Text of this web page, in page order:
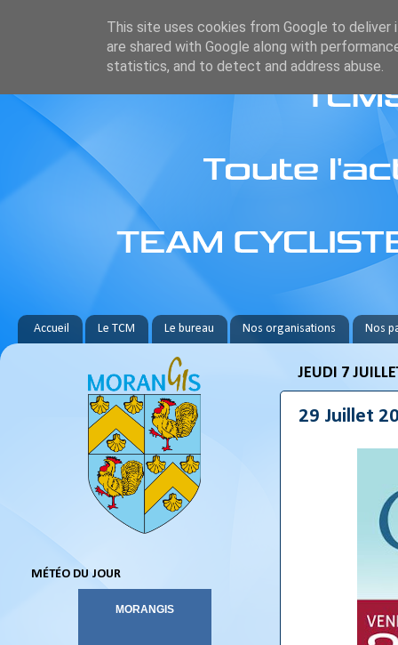
Accueil Le TCM Le bureau Nos organisations Nos
JEUDI 7
29 Juillet
MÉTÉO DU JOUR
This site uses cookies from Google to deliver
are shared with Google along with
statistics, and to detect and address abuse.